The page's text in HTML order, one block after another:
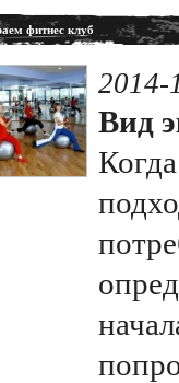
фитнес клуб
2014-
Вид